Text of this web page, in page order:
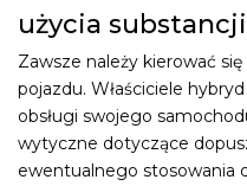
użycia
Zawsze należy kierować się zaleceniami producenta
pojazdu. Właściciele
obsługi swojego
wytyczne dotyczące
ewentualnego stosowania